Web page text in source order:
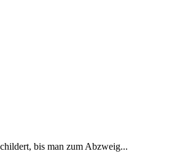
bis man zum Abzweig...